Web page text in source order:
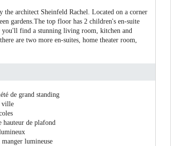
architect Sheinfeld Rachel. Located on a corner
gardens.The top floor has 2 children's en-suite
you'll find a stunning living room, kitchen and
are two more en-suites, home theater room,
de grand standing
ville
hauteur de plafond
manger lumineuse